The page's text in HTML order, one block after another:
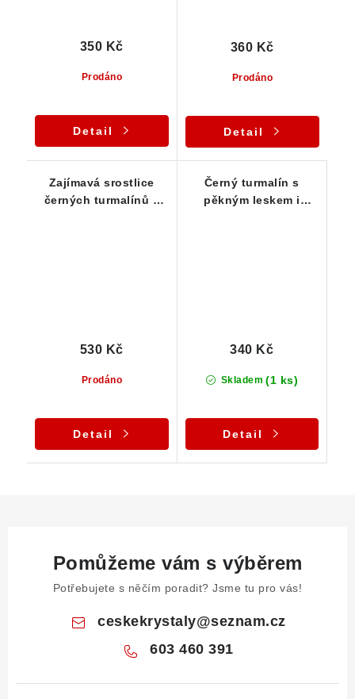
Prodáno
350 Kč
Detail
Prodáno
360 Kč
Detail
Zajímavá srostlice
černých turmalínů s
Prodáno
530 Kč
Detail
Černý turmalín s
pěkným leskem i
Skladem (1 ks)
340 Kč
Detail
Pomůžeme vám s výběrem
Potřebujete s něčím poradit? Jsme tu pro vás!
ceskekrystaly@seznam.cz
603 460 391